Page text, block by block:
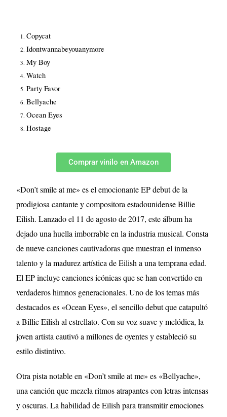
Copycat
Idontwannabeyouanymore
My Boy
Watch
Party Favor
Bellyache
Ocean Eyes
Hostage
Comprar vinilo en Amazon
«Don’t smile at me» es el emocionante EP debut de la
prodigiosa cantante y compositora estadounidense Billie
Eilish. Lanzado el 11 de agosto de 2017, este álbum ha
dejado una huella imborrable en la industria musical. Consta
de nueve canciones cautivadoras que muestran el inmenso
talento y la madurez artística de Eilish a una temprana edad.
El EP incluye canciones icónicas que se han convertido en
verdaderos himnos generacionales. Uno de los temas más
destacados es «Ocean Eyes», el sencillo debut que catapultó
a Billie Eilish al estrellato. Con su voz suave y melódica, la
joven artista cautivó a millones de oyentes y estableció su
estilo distintivo.
Otra pista notable en «Don’t smile at me» es «Bellyache»,
una canción que mezcla ritmos atrapantes con letras intensas
y oscuras. La habilidad de Eilish para transmitir emociones